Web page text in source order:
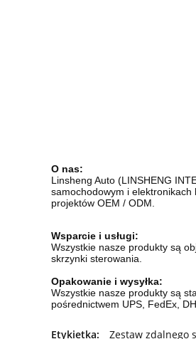
O nas:
Linsheng Auto (LINSHENG
samochodowym i elektronikach
projektów OEM / ODM.
Wsparcie i usługi:
Wszystkie nasze produkty są
skrzynki sterowania.
Opakowanie i wysyłka:
Wszystkie nasze produkty są
pośrednictwem UPS, FedEx,
Etykietka: Zestaw zdalnego